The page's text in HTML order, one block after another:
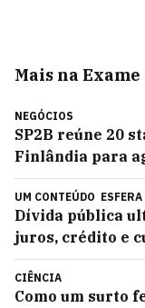
Mais na Exame
NEGÓCIOS
SP2B reúne 20
Finlândia para
UM CONTEÚDO
Dívida pública
juros, crédito e
CIÊNCIA
Como um surto